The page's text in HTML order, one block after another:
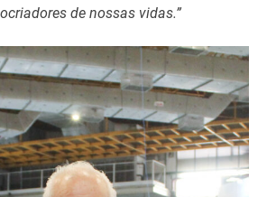
de nossas vidas.”